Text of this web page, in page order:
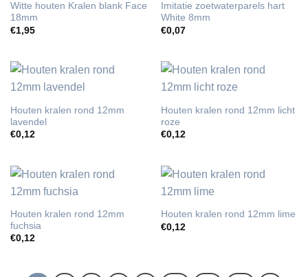
Witte houten Kralen blank Face
18mm
€1,95
Imitatie zoetwaterparels hart
White 8mm
€0,07
Houten kralen rond 12mm
lavendel
€0,12
Houten kralen rond 12mm licht
roze
€0,12
Houten kralen rond 12mm
fuchsia
€0,12
Houten kralen rond 12mm lime
€0,12